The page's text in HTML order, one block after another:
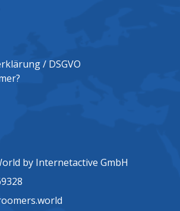
/ DSGVO
by Internetactive GmbH